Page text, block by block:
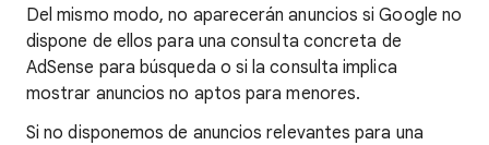
Del mismo modo, no aparecerán anuncios si Google no
dispone de ellos para una consulta concreta de
AdSense para búsqueda o si la consulta implica
mostrar anuncios no aptos para menores.
Si no disponemos de anuncios relevantes para una